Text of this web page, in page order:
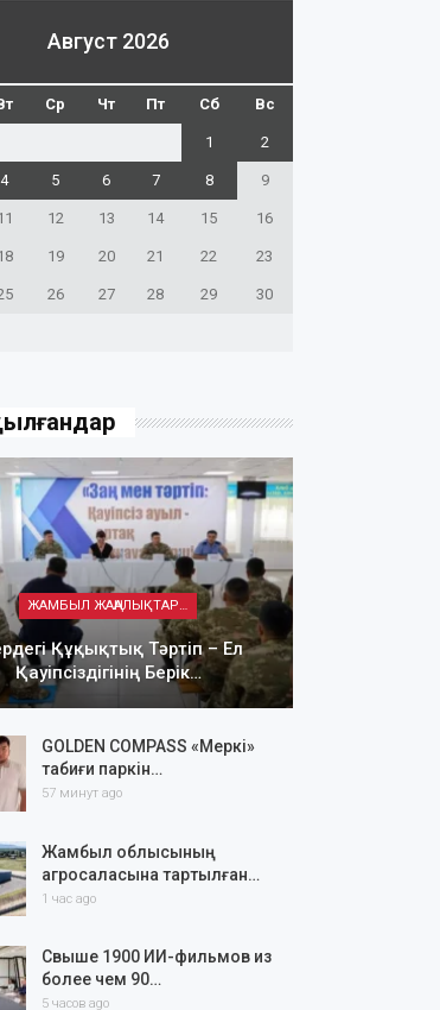
Август 2026
Ср Чт Пт Сб Вс
1 2
4 5 6 7 8 9
12 13 14 15 16
19 20 21 22 23
26 27 28 29 30
ЖАМБЫЛ ЖАҢАЛЫҚТАРЫ
Құқықтық Тәртіп – Ел
Қауіпсіздігінің Берік…
GOLDEN COMPASS «Меркі»
табиғи паркін…
57 минут ago
Жамбыл облысының
агросаласына тартылған…
1 час ago
Свыше 1900 ИИ-фильмов из
более чем 90…
5 часов ago